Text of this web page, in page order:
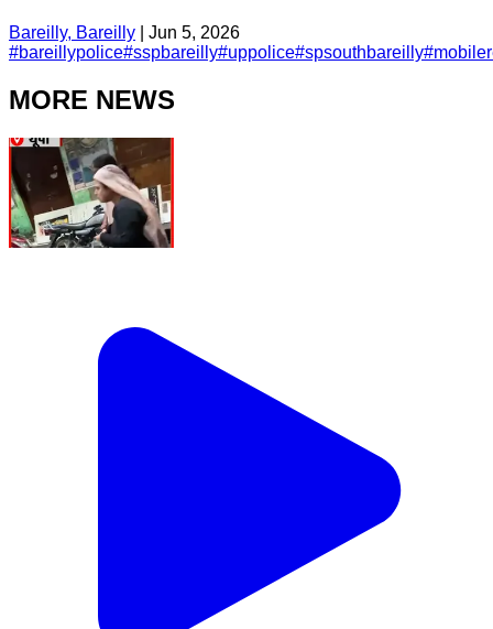
Bareilly, Bareilly
Jun 5, 2026
#bareillypolice#sspbareilly#uppolice#spsouthbareilly#
MORE NEWS